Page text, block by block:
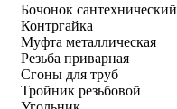
Бочонок сантехнический
Контргайка
Муфта металлическая
Резьба приварная
Сгоны для труб
Тройник резьбовой